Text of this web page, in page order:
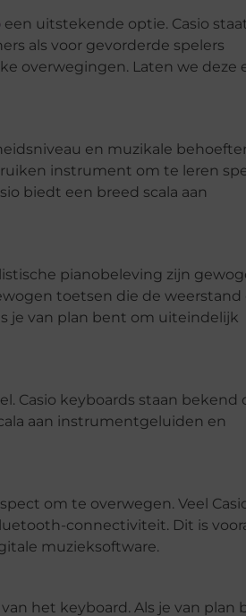
een uitstekende optie. Casio
als voor gevorderde spelers
overwegingen. Laten we deze
en muzikale
instrument om te leren
biedt een breed scala aan
pianobeleving zijn
toetsen die de weerstand
je van plan bent om uiteindelijk
Casio keyboards staan bekend
aan instrumentgeluiden en
om te overwegen. Veel
connectiviteit. Dit is
muzieksoftware.
het keyboard. Als je van plan